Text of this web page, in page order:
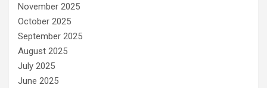
November 2025
October 2025
September 2025
August 2025
July 2025
June 2025